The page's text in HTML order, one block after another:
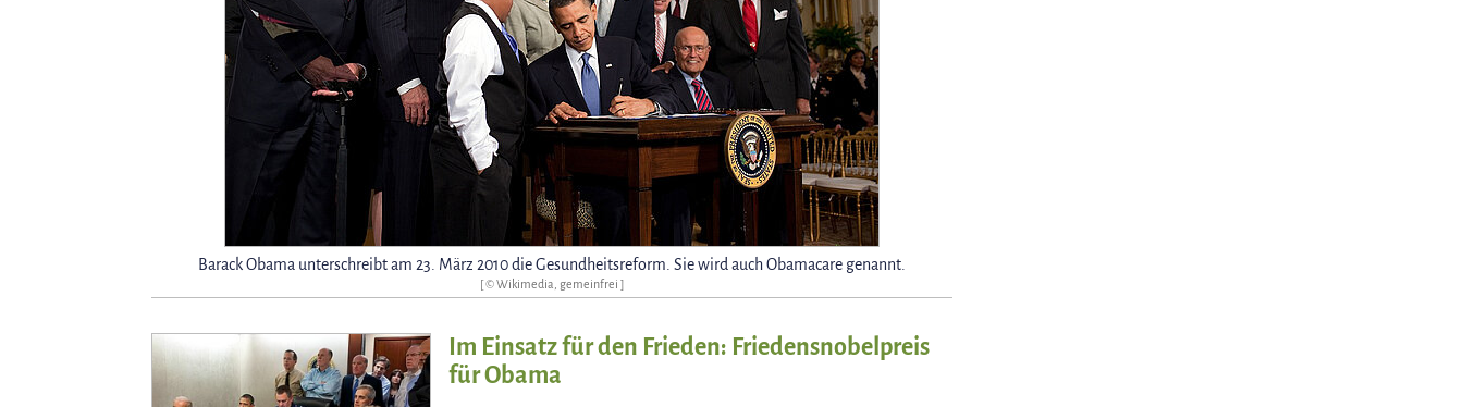
Barack Obama unterschreibt am 23. März 2010 die Gesundheitsreform. Sie wird auch Obamacare genannt.
[ © Wikimedia, gemeinfrei ]
Im Einsatz für den Frieden: Friedensnobelpreis
für Obama